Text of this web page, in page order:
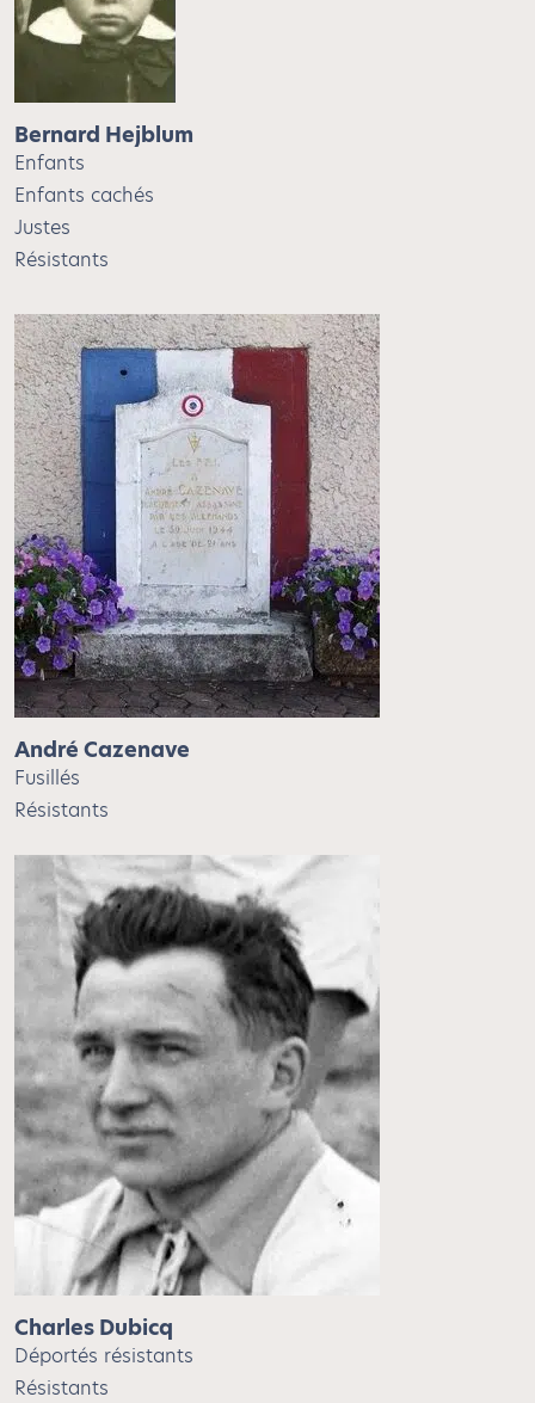
Bernard Hejblum
Enfants
Enfants cachés
Justes
Résistants
André Cazenave
Fusillés
Résistants
Charles Dubicq
Déportés résistants
Résistants